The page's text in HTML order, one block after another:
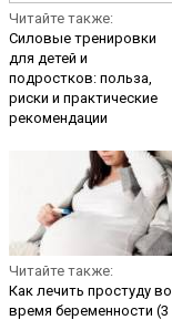
Читайте также:
Силовые тренировки
для детей и
подростков: польза,
риски и практические
рекомендации
Читайте также:
Как лечить простуду во
время беременности (3